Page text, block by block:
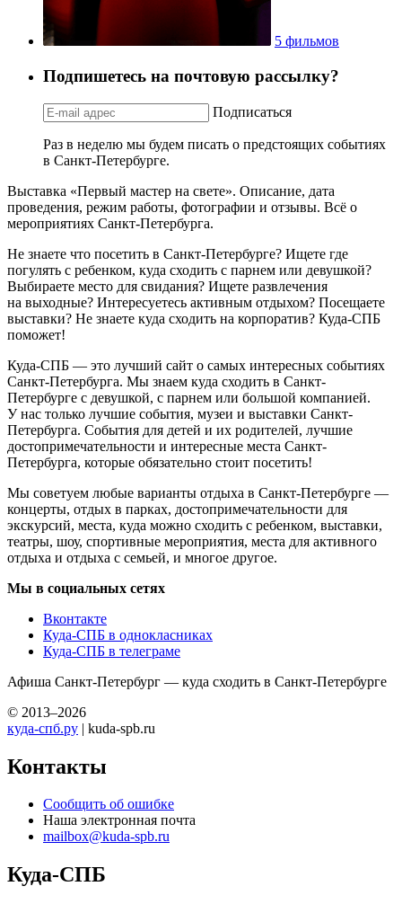
5 фильмов
Подпишетесь на почтовую рассылку?
Подписаться
Раз в неделю мы будем писать о предстоящих событиях
в Санкт-Петербурге.
Выставка «Первый мастер на свете». Описание, дата
проведения, режим работы, фотографии и отзывы. Всё о
мероприятиях Санкт-Петербурга.
Не знаете что посетить в Санкт-Петербурге? Ищете где
погулять с ребенком, куда сходить с парнем или девушкой?
Выбираете место для свидания? Ищете развлечения
на выходные? Интересуетесь активным отдыхом? Посещаете
выставки? Не знаете куда сходить на корпоратив? Куда-СПБ
поможет!
Куда-СПБ — это лучший сайт о самых интересных событиях
Санкт-Петербурга. Мы знаем куда сходить в Санкт-
Петербурге с девушкой, с парнем или большой компанией.
У нас только лучшие события, музеи и выставки Санкт-
Петербурга. События для детей и их родителей, лучшие
достопримечательности и интересные места Санкт-
Петербурга, которые обязательно стоит посетить!
Мы советуем любые варианты отдыха в Санкт-Петербурге —
концерты, отдых в парках, достопримечательности для
экскурсий, места, куда можно сходить с ребенком, выставки,
театры, шоу, спортивные мероприятия, места для активного
отдыха и отдыха с семьей, и многое другое.
Мы в социальных сетях
Вконтакте
Куда-СПБ в однокласниках
Куда-СПБ в телеграме
Афиша Санкт-Петербург — куда сходить в Санкт-Петербурге
© 2013–2026
куда-спб.ру | kuda-spb.ru
Контакты
Сообщить об ошибке
Наша электронная почта
mailbox@kuda-spb.ru
Куда-СПБ